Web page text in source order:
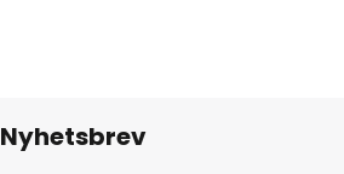
Nyhetsbrev